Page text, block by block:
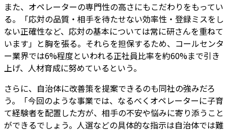
また、オペレーターの専門性の高さにもこだわりをもってい
る。「応対の品質・相手を待たせない効率性・登録ミスをし
ない正確性など、応対の基本については常に研さんを重ねて
います」と胸を張る。それらを担保するため、コールセンタ
ー業界では6%程度といわれる正社員比率を約60%まで引き
上げ、人材育成に努めているという。
さらに、自治体に改善策を提案できるのも同社の強みだろ
う。「今回のような事業では、なるべくオペレーターに子育
て経験者を配置した方が、相手の不安や悩みに寄り添うこと
ができるでしょう。人選などの具体的な指示は自治体では難